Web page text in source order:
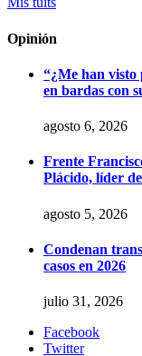
Opinión
“¿Me han
en bardas con
agosto 6, 2026
Frente
Plácido, líder
agosto 5, 2026
Condenan
casos en 2026
julio 31, 2026
Facebook
Twitter